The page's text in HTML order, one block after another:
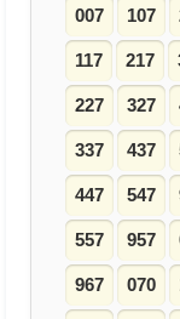
007 107
117 217
227 327
337 437
447 547
557 957
967 070